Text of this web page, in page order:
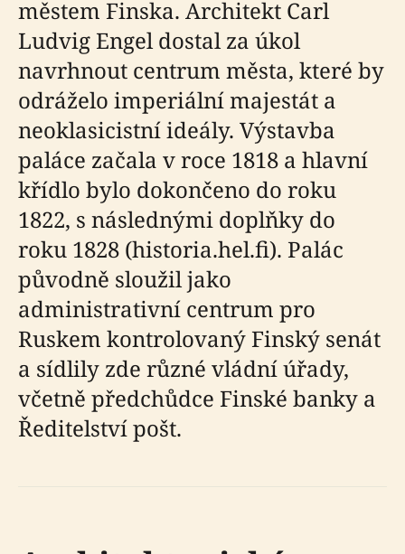
městem Finska. Architekt Carl
Ludvig Engel dostal za úkol
navrhnout centrum města, které by
odráželo imperiální majestát a
neoklasicistní ideály. Výstavba
paláce začala v roce 1818 a hlavní
křídlo bylo dokončeno do roku
1822, s následnými doplňky do
roku 1828 (historia.hel.fi). Palác
původně sloužil jako
administrativní centrum pro
Ruskem kontrolovaný Finský senát
a sídlily zde různé vládní úřady,
včetně předchůdce Finské banky a
Ředitelství pošt.